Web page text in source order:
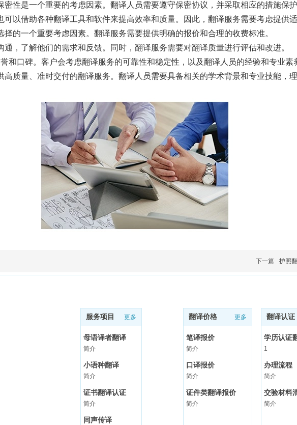
性是一个重要的考虑因素。翻译人员需要遵守保密协议，并采取相应的措施保护
以借助各种翻译工具和软件来提高效率和质量。因此，翻译服务需要考虑提供适
的一个重要考虑因素。翻译服务需要提供明确的报价和合理的收费标准。
，了解他们的需求和反馈。同时，翻译服务需要对翻译质量进行评估和改进。
和口碑。客户会考虑翻译服务的可靠性和稳定性，以及翻译人员的经验和专业素
质量、准时交付的翻译服务。翻译人员需要具备相关的学术背景和专业技能，
下一篇 护照
服务项目 更多
母语译者翻译
简介
小语种翻译
简介
证书翻译认证
简介
同声传译
翻译价格 更多
笔译报价
简介
口译报价
简介
证件类翻译报价
简介
翻译认证
学历认证
1
办理流程
简介
交验材料
简介